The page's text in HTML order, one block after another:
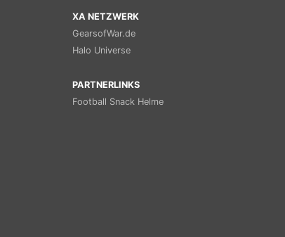
XA NETZWERK
GearsofWar.de
Halo Universe
PARTNERLINKS
Football Snack Helme